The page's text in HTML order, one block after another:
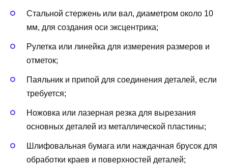
Стальной стержень или вал, диаметром около 10
мм, для создания оси эксцентрика;
Рулетка или линейка для измерения размеров и
отметок;
Паяльник и припой для соединения деталей, если
требуется;
Ножовка или лазерная резка для вырезания
основных деталей из металлической пластины;
Шлифовальная бумага или наждачная брусок для
обработки краев и поверхностей деталей;